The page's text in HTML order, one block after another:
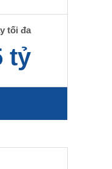
tối đa
tỷ